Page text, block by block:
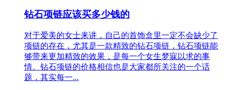
钻石项链应该买多少钱的
对于爱美的女士来讲，自己的首饰盒里一定不会缺少了
项链的存在，尤其是一款精致的钻石项链，钻石项链能
够带来更加精致的效果，是每一个女生梦寐以求的事
情。钻石项链的价格相信也是大家都所关注的一个话
题，其实每一...